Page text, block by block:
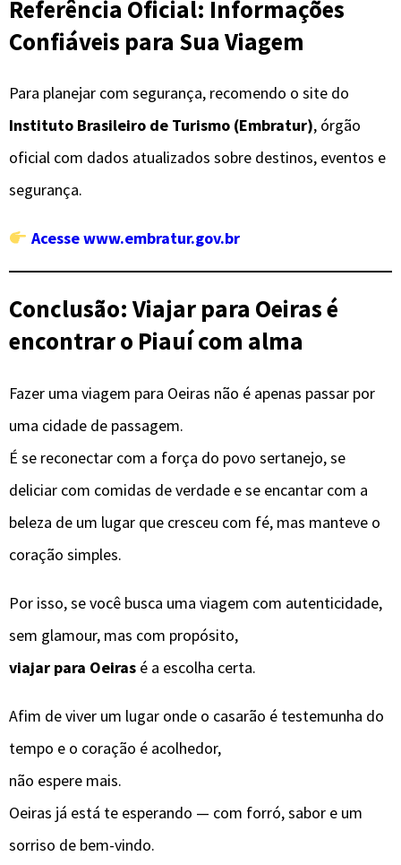
Referência Oficial: Informações
Confiáveis para Sua Viagem
Para planejar com segurança, recomendo o site do
Instituto Brasileiro de Turismo (Embratur), órgão
oficial com dados atualizados sobre destinos, eventos e
segurança.
Acesse www.embratur.gov.br
Conclusão: Viajar para Oeiras é
encontrar o Piauí com alma
Fazer uma viagem para Oeiras não é apenas passar por
uma cidade de passagem.
É se reconectar com a força do povo sertanejo, se
deliciar com comidas de verdade e se encantar com a
beleza de um lugar que cresceu com fé, mas manteve o
coração simples.
Por isso, se você busca uma viagem com autenticidade,
sem glamour, mas com propósito,
viajar para Oeiras é a escolha certa.
Afim de viver um lugar onde o casarão é testemunha do
tempo e o coração é acolhedor,
não espere mais.
Oeiras já está te esperando — com forró, sabor e um
sorriso de bem-vindo.